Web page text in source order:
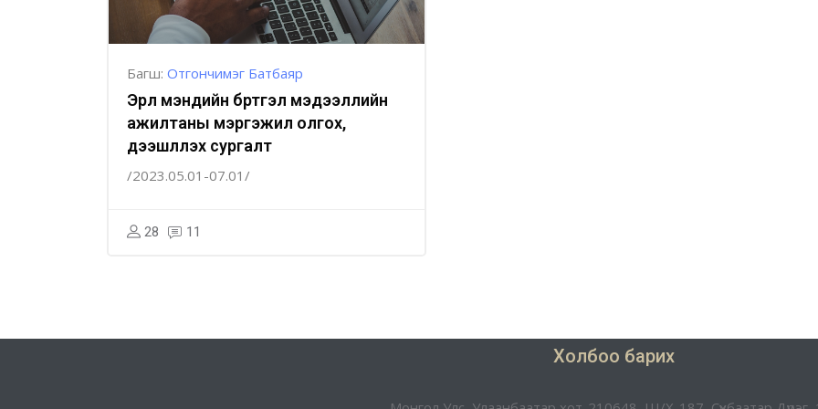
Багш: Отгончимэг Батбаяр
Эрүүл мэндийн бүртгэл мэдээллийн
ажилтаны мэргэжил олгох,
дээшлүүлэх сургалт
/2023.05.01-07.01/
28 11
Холбоо барих